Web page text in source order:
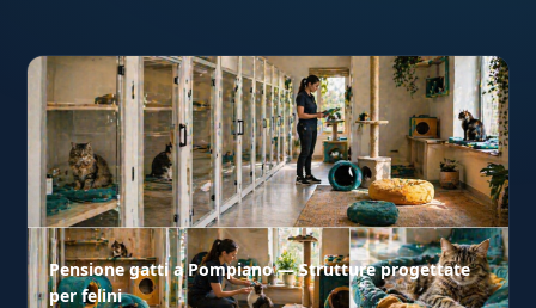
Pensione gatti a Pompiano — Strutture progettate
per felini